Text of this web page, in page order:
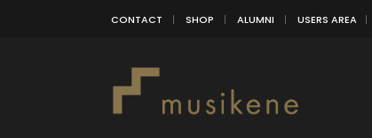
CONTACT SHOP ALUMNI USERS AREA